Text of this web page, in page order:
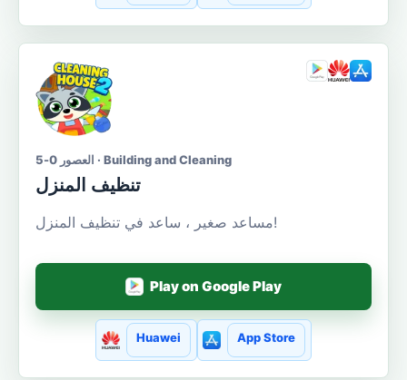
العصور 0-5 · Building and Cleaning
تنظيف المنزل
مساعد صغير ، ساعد في تنظيف المنزل!
Play on Google Play
Huawei App Store